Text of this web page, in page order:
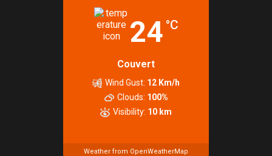
24 °C
Couvert
Wind Gust: 12 Km/h
Clouds: 100%
Visibility: 10 km
Weather from OpenWeatherMap